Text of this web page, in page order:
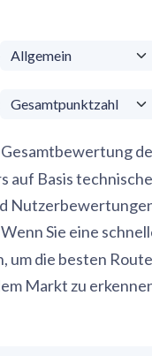
Gesamtbewertung
auf Basis
Wenn Sie eine
um die besten
Markt zu